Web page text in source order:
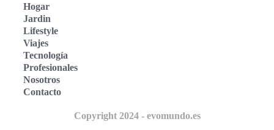
Hogar
Jardin
Lifestyle
Viajes
Tecnología
Profesionales
Nosotros
Contacto
Copyright 2024 - evomundo.es